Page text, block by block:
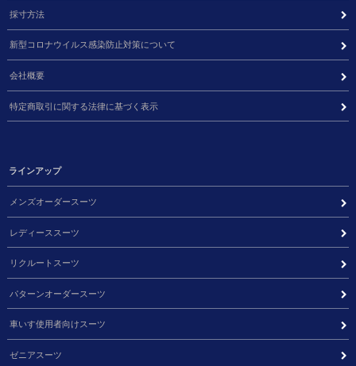
採寸方法
新型コロナウイルス感染防止対策について
会社概要
特定商取引に関する法律に基づく表示
ラインアップ
メンズオーダースーツ
レディーススーツ
リクルートスーツ
パターンオーダースーツ
車いす使用者向けスーツ
ゼニアスーツ